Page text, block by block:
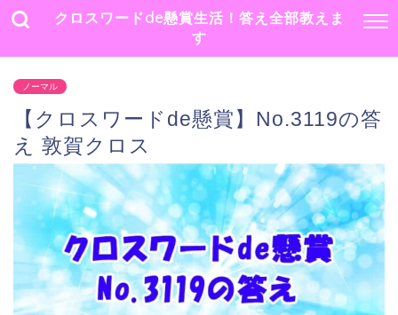
クロスワードde懸賞生活！答え全部教えま
す
ノーマル
【クロスワードde懸賞】No.3119の答
え 敦賀クロス